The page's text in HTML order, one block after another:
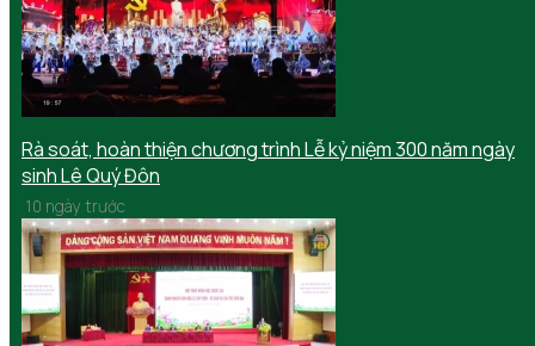
Rà soát, hoàn thiện chương trình Lễ kỷ niệm 300 năm ngày
sinh Lê Quý Đôn
10 ngày trước